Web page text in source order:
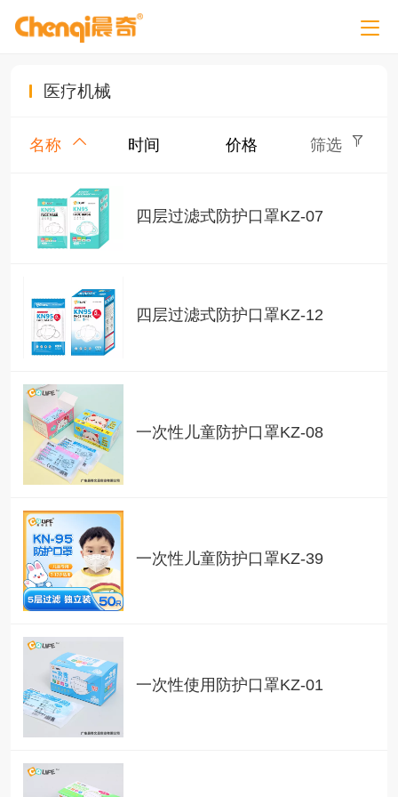
医疗机械
名称 时间 价格 筛选
四层过滤式防护口罩KZ-07
四层过滤式防护口罩KZ-12
一次性儿童防护口罩KZ-08
一次性儿童防护口罩KZ-39
一次性使用防护口罩KZ-01